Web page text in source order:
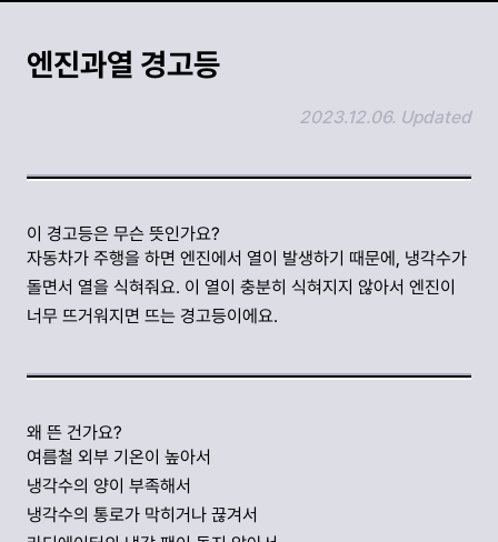
엔진과열 경고등
2023.12.06. Updated
이 경고등은 무슨 뜻인가요?
자동차가 주행을 하면 엔진에서 열이 발생하기 때문에, 냉각수가
돌면서 열을 식혀줘요. 이 열이 충분히 식혀지지 않아서 엔진이
너무 뜨거워지면 뜨는 경고등이에요.
왜 뜬 건가요?
여름철 외부 기온이 높아서
냉각수의 양이 부족해서
냉각수의 통로가 막히거나 끊겨서
링크 복사하기